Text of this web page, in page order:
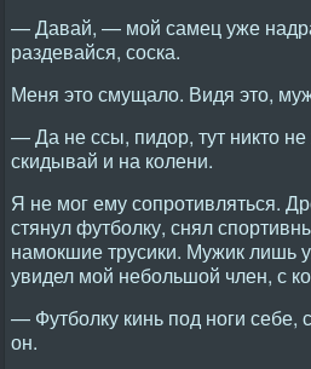
— Давай, — мой самец уже
раздевайся, соска.
Меня это смущало. Видя это,
— Да не ссы, пидор, тут никто не
скидывай и на колени.
Я не мог ему сопротивляться.
стянул футболку, снял
намокшие трусики. Мужик лишь
увидел мой небольшой член, с
— Футболку кинь под ноги себе,
он.